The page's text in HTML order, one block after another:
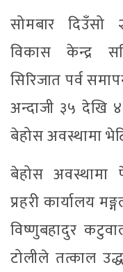
सोमबार दिउँसो
विकास केन्द्र
सिरिजात पर्व
अन्दाजी ३५ देखि
बेहोस अवस्थामा
बेहोस
प्रहरी कार्यालय
विष्णुबहादुर
टोलीले तत्काल